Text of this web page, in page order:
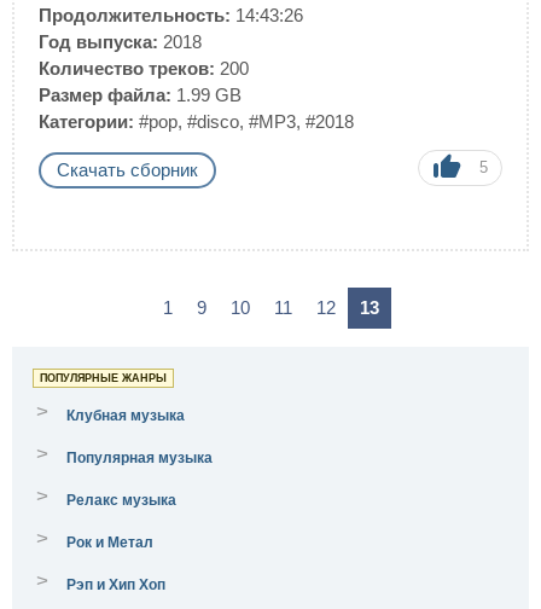
Продолжительность: 14:43:26
Год выпуска: 2018
Количество треков: 200
Размер файла: 1.99 GB
Категории: #pop, #disco, #MP3, #2018
Скачать сборник 5
1 9 10 11 12 13
ПОПУЛЯРНЫЕ ЖАНРЫ
> Клубная музыка
> Популярная музыка
> Релакс музыка
> Рок и Метал
> Рэп и Хип Хоп